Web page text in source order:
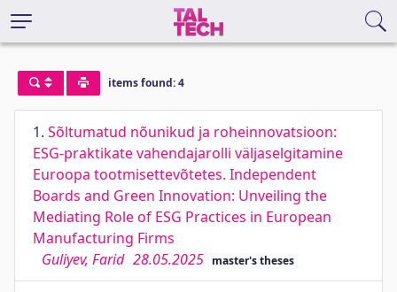
items found: 4
1. Sõltumatud nõunikud ja roheinnovatsioon:
ESG-praktikate vahendajarolli väljaselgitamine
Euroopa tootmisettevõtetes. Independent
Boards and Green Innovation: Unveiling the
Mediating Role of ESG Practices in European
Manufacturing Firms
Guliyev, Farid 28.05.2025 master's theses